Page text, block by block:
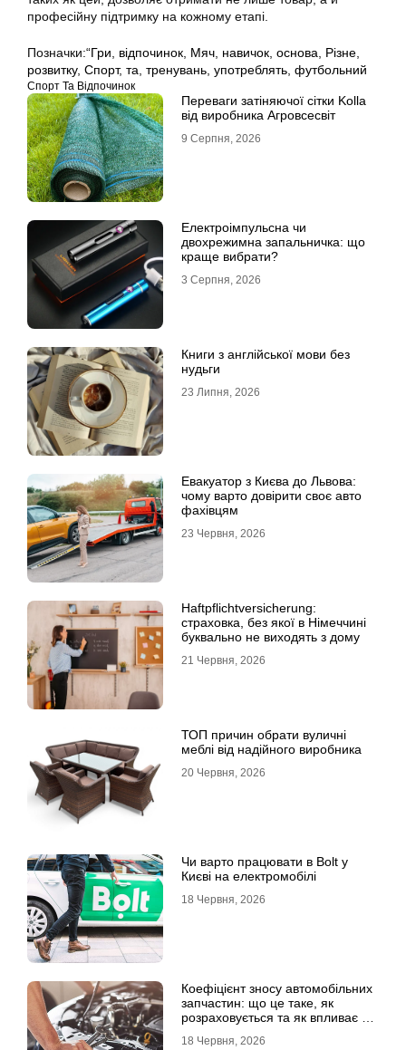
професійну підтримку на кожному етапі.
Позначки:“Гри відпочинок Мяч навичок основа Різне
розвитку, Спорт, та тренувань употреблять футбольний
Спорт Та Відпочинок
Переваги затіняючої сітки Kolla
від виробника Агровсесвіт
9 Серпня, 2026
Електроімпульсна чи
двохрежимна запальничка: що
краще вибрати?
3 Серпня, 2026
Книги з англійської мови без
нудьги
23 Липня, 2026
Евакуатор з Києва до Львова:
чому варто довірити своє авто
фахівцям
23 Червня, 2026
Haftpflichtversicherung:
страховка, без якої в Німеччині
буквально не виходять з дому
21 Червня, 2026
ТОП причин обрати вуличні
меблі від надійного виробника
20 Червня, 2026
Чи варто працювати в Bolt у
Києві на електромобілі
18 Червня, 2026
Коефіцієнт зносу автомобільних
запчастин: що це таке, як
розраховується та як впливає на
18 Червня, 2026